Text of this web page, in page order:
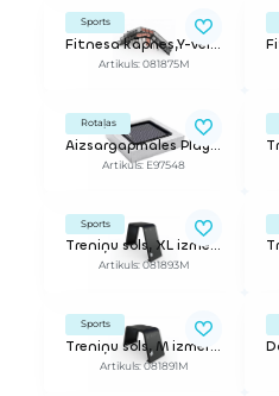
Sports
Fitnesa kāpnes,Y-veida modelis, labās puses versija
Artikuls: 081875M
Rotaļas
Aizsargapmales PlayPro kvadrāta formas XL lēkāšanas ierīcei (200x200cm)
Artikuls: E97548
Sports
Treniņu sols, XL izmērs, 75cm
Artikuls: 081893M
Sports
Treniņu sols, M izmērs, 50cm
Artikuls: 081891M